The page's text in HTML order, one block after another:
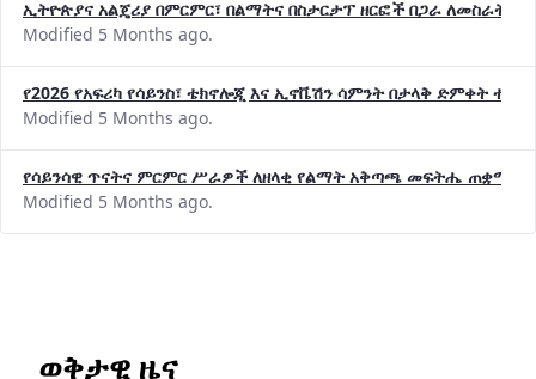
ኢትዮጵያና አልጄሪያ በምርምር፣ በልማትና በስታርታፕ ዘርፎች በጋራ ለመስራት
Modified 5 Months ago.
የ2026 የአፍሪካ የሳይንስ፣ ቴክኖሎጂ እና ኢኖቬሽን ሳምንት በታላቅ ድምቀት
Modified 5 Months ago.
የሳይንሳዊ ጥናትና ምርምር ሥራዎች ለዘላቂ የልማት አቅጣጫ መፍትሔ ጠቋሚ
Modified 5 Months ago.
ወቅታዊ ዜና